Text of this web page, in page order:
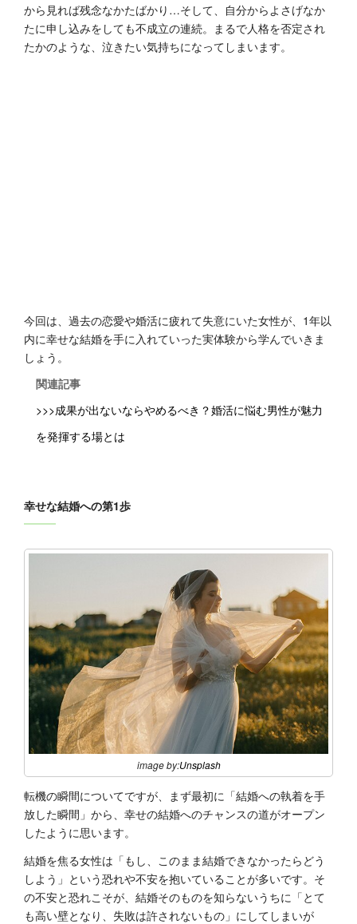
から見れば残念なかたばかり…そして、自分からよさげなか
たに申し込みをしても不成立の連続。まるで人格を否定され
たかのような、泣きたい気持ちになってしまいます。
今回は、過去の恋愛や婚活に疲れて失意にいた女性が、1年以
内に幸せな結婚を手に入れていった実体験から学んでいきま
しょう。
関連記事
>>>成果が出ないならやめるべき？婚活に悩む男性が魅力
を発揮する場とは
幸せな結婚への第1歩
image by:Unsplash
転機の瞬間についてですが、まず最初に「結婚への執着を手
放した瞬間」から、幸せの結婚へのチャンスの道がオープン
したように思います。
結婚を焦る女性は「もし、このまま結婚できなかったらどう
しよう」という恐れや不安を抱いていることが多いです。そ
の不安と恐れこそが、結婚そのものを知らないうちに「とて
も高い壁となり、失敗は許されないもの」にしてしまいが